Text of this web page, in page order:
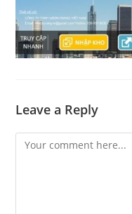
Leave a Reply
Comment